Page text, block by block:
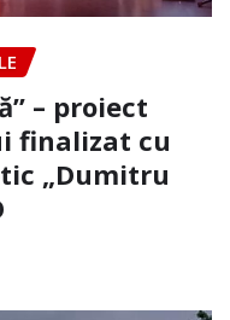
– proiect
finalizat cu
„Dumitru